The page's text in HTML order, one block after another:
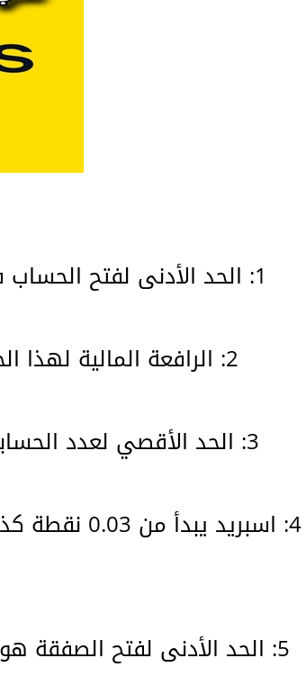
1: الحد الأدنى لفتح الحساب فى
2: الرافعة المالية لهذا الحساب لا محدودة وتخضع للشروط بالإضافة إلى ذلك.
3: الحد الأقصي لعدد الحسابات في المساحة الشخصية للمتداول 10 حسابات فقط.
4: اسبريد يبدأ من 0.03 نقطة كذلك الحساب دون عمولة على الصفقات أو عمولة تبييت فهو
5: الحد الأدنى لفتح الصفقة هو 0.01 سنت كذلك الحساب